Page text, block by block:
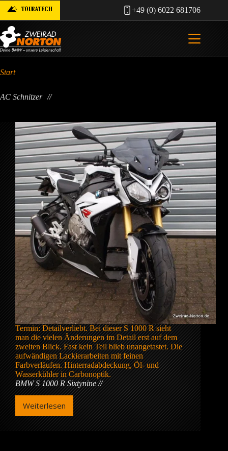
Inhalt
springen
TOURATECH +49 (0) 6022 681706
Start
AC Schnitzer
Termin: Detailverliebt. Bei dieser S 1000 R sieht
man die vielen Änderungen im Detail erst auf dem
zweiten Blick. Fast kein Teil blieb unangetastet. Die
aufwändigen Lackierarbeiten mit feinen
Farbverläufen. Hinterradabdeckung, Öl- und
Wasserkühler in Carbonoptik.
BMW S 1000 R Sixtynine
Weiterlesen
BMW
1000